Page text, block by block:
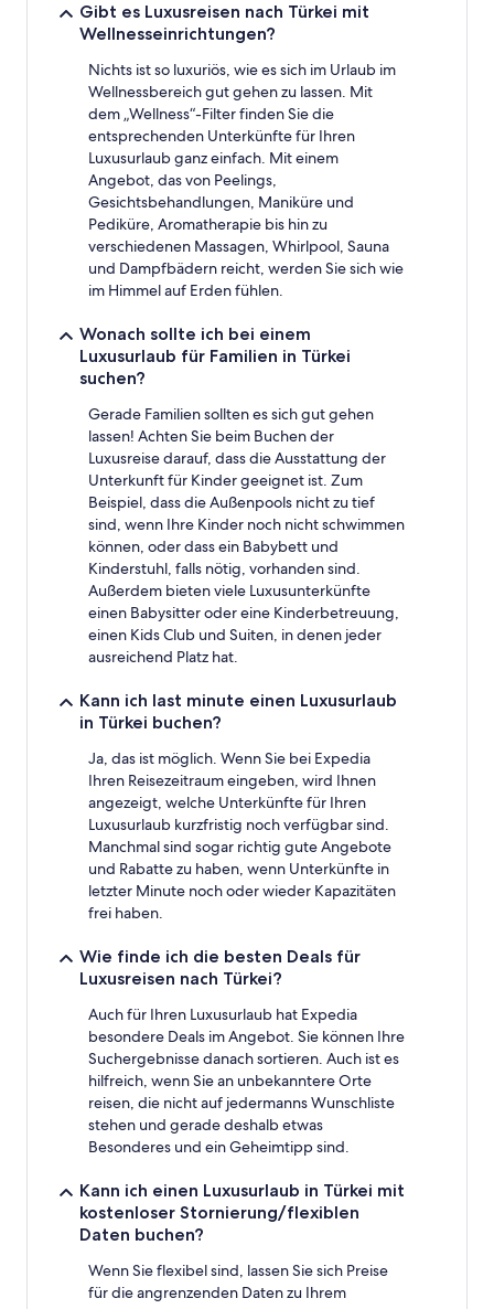
Gibt es Luxusreisen nach Türkei mit
Wellnesseinrichtungen?
Nichts ist so luxuriös, wie es sich im Urlaub im
Wellnessbereich gut gehen zu lassen. Mit
dem „Wellness“-Filter finden Sie die
entsprechenden Unterkünfte für Ihren
Luxusurlaub ganz einfach. Mit einem
Angebot, das von Peelings,
Gesichtsbehandlungen, Maniküre und
Pediküre, Aromatherapie bis hin zu
verschiedenen Massagen, Whirlpool, Sauna
und Dampfbädern reicht, werden Sie sich wie
im Himmel auf Erden fühlen.
Wonach sollte ich bei einem
Luxusurlaub für Familien in Türkei
suchen?
Gerade Familien sollten es sich gut gehen
lassen! Achten Sie beim Buchen der
Luxusreise darauf, dass die Ausstattung der
Unterkunft für Kinder geeignet ist. Zum
Beispiel, dass die Außenpools nicht zu tief
sind, wenn Ihre Kinder noch nicht schwimmen
können, oder dass ein Babybett und
Kinderstuhl, falls nötig, vorhanden sind.
Außerdem bieten viele Luxusunterkünfte
einen Babysitter oder eine Kinderbetreuung,
einen Kids Club und Suiten, in denen jeder
ausreichend Platz hat.
Kann ich last minute einen Luxusurlaub
in Türkei buchen?
Ja, das ist möglich. Wenn Sie bei Expedia
Ihren Reisezeitraum eingeben, wird Ihnen
angezeigt, welche Unterkünfte für Ihren
Luxusurlaub kurzfristig noch verfügbar sind.
Manchmal sind sogar richtig gute Angebote
und Rabatte zu haben, wenn Unterkünfte in
letzter Minute noch oder wieder Kapazitäten
frei haben.
Wie finde ich die besten Deals für
Luxusreisen nach Türkei?
Auch für Ihren Luxusurlaub hat Expedia
besondere Deals im Angebot. Sie können Ihre
Suchergebnisse danach sortieren. Auch ist es
hilfreich, wenn Sie an unbekanntere Orte
reisen, die nicht auf jedermanns Wunschliste
stehen und gerade deshalb etwas
Besonderes und ein Geheimtipp sind.
Kann ich einen Luxusurlaub in Türkei mit
kostenloser Stornierung/flexiblen
Daten buchen?
Wenn Sie flexibel sind, lassen Sie sich Preise
für die angrenzenden Daten zu Ihrem